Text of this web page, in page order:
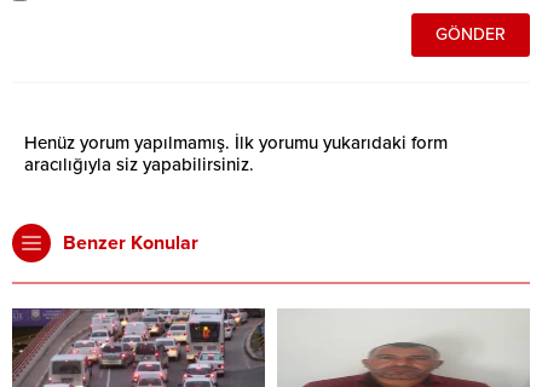
Henüz yorum yapılmamış. İlk yorumu yukarıdaki form
aracılığıyla siz yapabilirsiniz.
Benzer Konular